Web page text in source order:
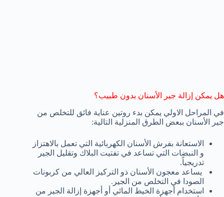
هل يمكن إزالة جير الأسنان بدون طبيب؟
في المراحل الاولي يمكن بدء روتين عناية فائق للتخلص من
جير الأسنان ببعض الطرق المنزلية التالية:
الاستعانة بفرش الأسنان الكهربائية التي تعمل بالاهتزاز
و النبضات التي تساعد في تفتيت البلاك وتقليل الجير
تدريجياً.
يساعد معجون الأسنان ذو التركيز العالي من كربونات
الصودا في التخلص من الجير.
استخدام أجهزة الخيط المائي أو أجهزة إزالة الجير من